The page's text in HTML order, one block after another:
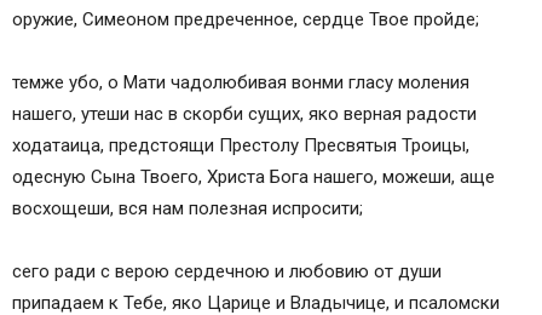
оружие, Симеоном предреченное, сердце Твое пройде;
темже убо, о Мати чадолюбивая вонми гласу моления
нашего, утеши нас в скорби сущих, яко верная радости
ходатаица, предстоящи Престолу Пресвятыя Троицы,
одесную Сына Твоего, Христа Бога нашего, можеши, аще
восхощеши, вся нам полезная испросити;
сего ради с верою сердечною и любовию от души
припадаем к Тебе, яко Царице и Владычице, и псаломски